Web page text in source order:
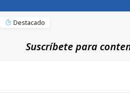
Destacado
Suscríbete para